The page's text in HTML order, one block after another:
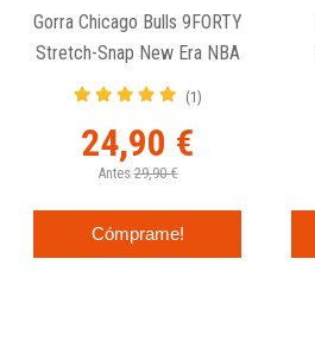
Gorra Chicago Bulls 9FORTY
Stretch-Snap New Era NBA
Black
(1)
24,90 €
Antes 29,90 €
Cómprame!